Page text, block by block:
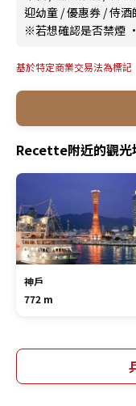
迎幼童 /優惠券 /侍酒
※若想確認是否禁煙
基於特定商業交易法為標記
Recette附近的觀光
神戶
772 m